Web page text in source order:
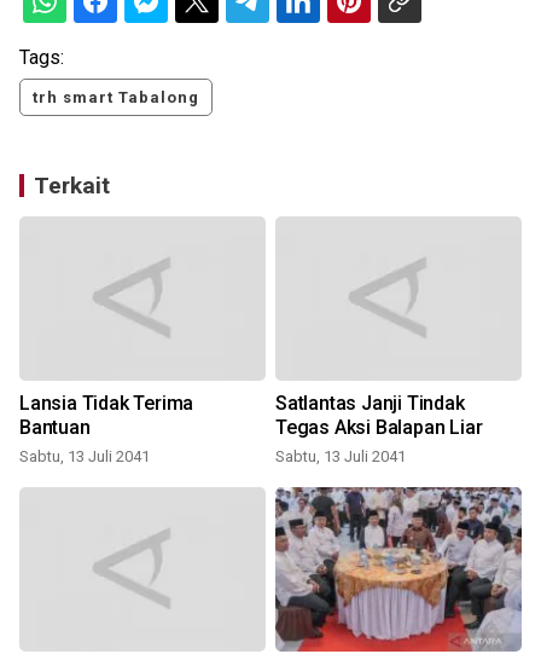
Tags:
trh smart Tabalong
Terkait
Lansia Tidak Terima
Bantuan
Sabtu, 13 Juli 2041
Satlantas Janji Tindak
Tegas Aksi Balapan Liar
Sabtu, 13 Juli 2041